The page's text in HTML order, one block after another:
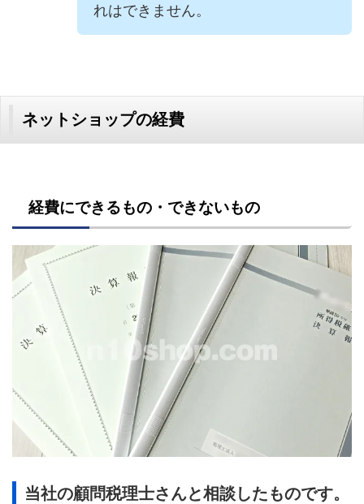
れはできません。
ネットショップの経費
経費にできるもの・できないもの
当社の顧問税理士さんと相談したものです。